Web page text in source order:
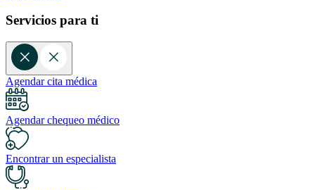
Servicios para ti
Agendar cita médica
Agendar chequeo médico
Encontrar un especialista